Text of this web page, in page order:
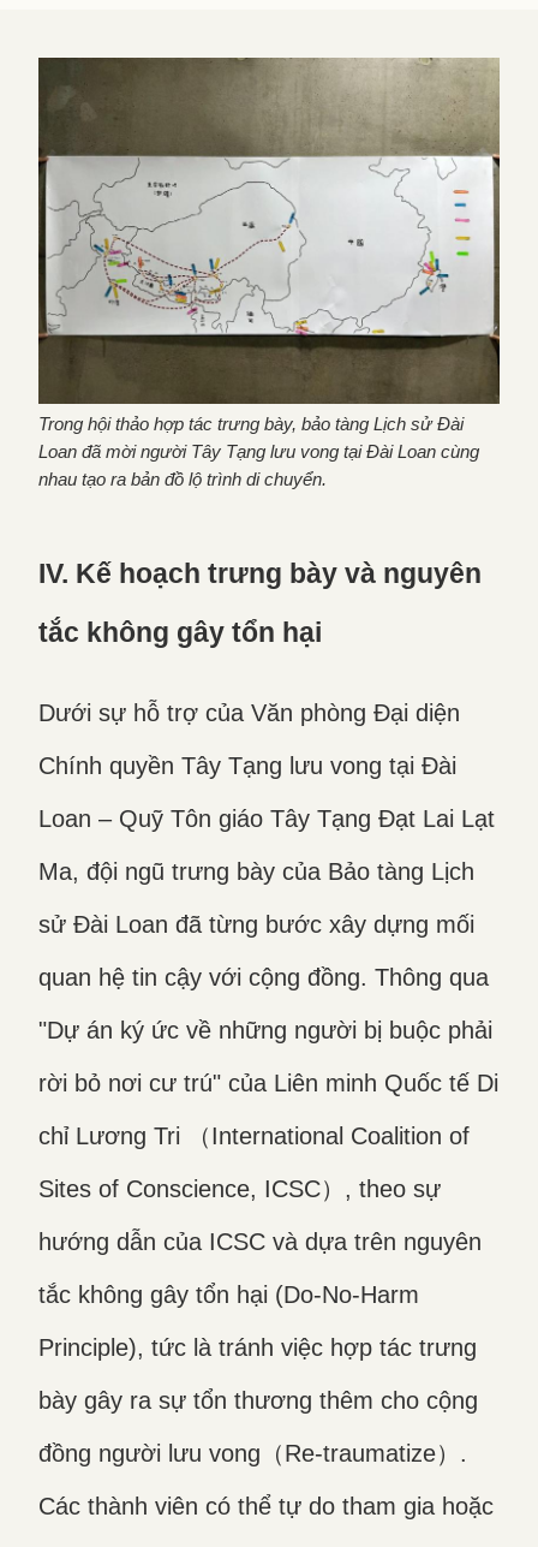
Trong hội thảo hợp tác trưng bày, bảo tàng Lịch sử Đài
Loan đã mời người Tây Tạng lưu vong tại Đài Loan cùng
nhau tạo ra bản đồ lộ trình di chuyển.
IV. Kế hoạch trưng bày và nguyên
tắc không gây tổn hại
Dưới sự hỗ trợ của Văn phòng Đại diện
Chính quyền Tây Tạng lưu vong tại Đài
Loan – Quỹ Tôn giáo Tây Tạng Đạt Lai Lạt
Ma, đội ngũ trưng bày của Bảo tàng Lịch
sử Đài Loan đã từng bước xây dựng mối
quan hệ tin cậy với cộng đồng. Thông qua
"Dự án ký ức về những người bị buộc phải
rời bỏ nơi cư trú" của Liên minh Quốc tế Di
chỉ Lương Tri （International Coalition of
Sites of Conscience, ICSC）, theo sự
hướng dẫn của ICSC và dựa trên nguyên
tắc không gây tổn hại (Do-No-Harm
Principle), tức là tránh việc hợp tác trưng
bày gây ra sự tổn thương thêm cho cộng
đồng người lưu vong（Re-traumatize）.
Các thành viên có thể tự do tham gia hoặc